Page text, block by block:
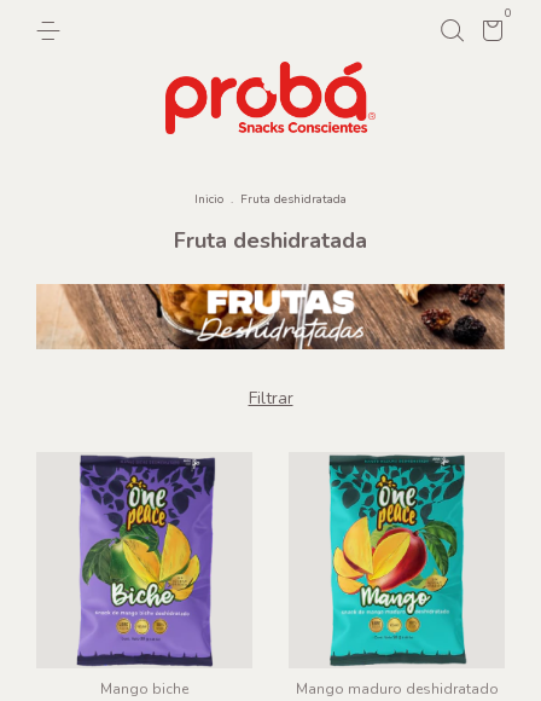
0
Inicio . Fruta deshidratada
Fruta deshidratada
Filtrar
Mango biche
Mango maduro deshidratado